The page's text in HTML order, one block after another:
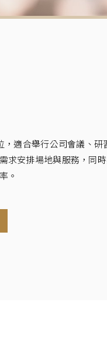
，適合舉行公司會議、研
求安排場地與服務，同
。